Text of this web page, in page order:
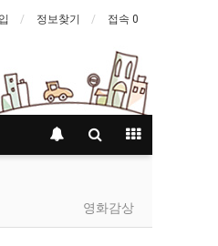
정보찾기 접속 0
영화감상